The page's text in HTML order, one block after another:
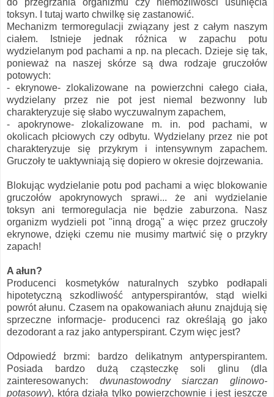
do przegrzania organizmu czy niemożliwości usunięcia
toksyn. I tutaj warto chwilkę się zastanowić.
Mechanizm termoregulacji związany jest z całym naszym
ciałem. Istnieje jednak różnica w zapachu potu
wydzielanym pod pachami a np. na plecach. Dzieje się tak,
ponieważ na naszej skórze są dwa rodzaje gruczołów
potowych:
- ekrynowe- zlokalizowane na powierzchni całego ciała,
wydzielany przez nie pot jest niemal bezwonny lub
charakteryzuje się słabo wyczuwalnym zapachem,
- apokrynowe- zlokalizowane m. in. pod pachami, w
okolicach płciowych czy odbytu. Wydzielany przez nie pot
charakteryzuje się przykrym i intensywnym zapachem.
Gruczoły te uaktywniają się dopiero w okresie dojrzewania.
Blokując wydzielanie potu pod pachami a więc blokowanie
gruczołów apokrynowych sprawi... że ani wydzielanie
toksyn ani termoregulacja nie będzie zaburzona. Nasz
organizm wydzieli pot "inną drogą" a więc przez gruczoły
ekrynowe, dzięki czemu nie musimy martwić się o przykry
zapach!
A ałun?
Producenci kosmetyków naturalnych szybko podłapali
hipotetyczną szkodliwość antyperspirantów, stąd wielki
powrót ałunu. Czasem na opakowaniach ałunu znajdują się
sprzeczne informacje- producenci raz określają go jako
dezodorant a raz jako antyperspirant. Czym więc jest?
Odpowiedź brzmi: bardzo delikatnym antyperspirantem.
Posiada bardzo dużą cząsteczkę soli glinu (dla
zainteresowanych: dwunastowodny siarczan glinowo-
potasowy), która działa tylko powierzchownie i jest jeszcze